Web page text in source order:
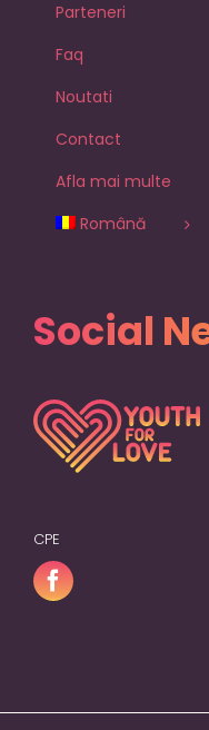
Parteneri
Faq
Noutati
Contact
Afla mai multe
Română
Social
CPE